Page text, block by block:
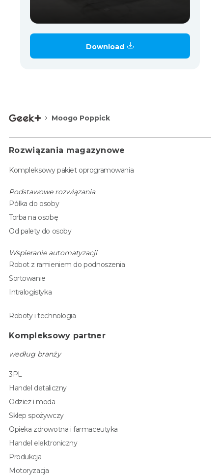
Download
Moogo Poppick
Rozwiązania magazynowe
Kompleksowy pakiet oprogramowania
Podstawowe rozwiązania
Półka do osoby
Torba na osobę
Od palety do osoby
Wspieranie automatyzacji
Robot z ramieniem do podnoszenia
Sortowanie
Intralogistyka
Roboty i technologia
Kompleksowy partner
według branży
3PL
Handel detaliczny
Odzież i moda
Sklep spożywczy
Opieka zdrowotna i farmaceutyka
Handel elektroniczny
Produkcja
Motoryzacja